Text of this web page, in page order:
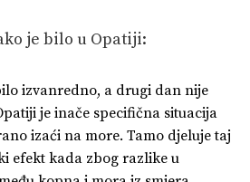
je bilo u Opatiji:
izvanredno, a drugi dan nije
je inače specifična situacija
izaći na more. Tamo djeluje taj
efekt kada zbog razlike u